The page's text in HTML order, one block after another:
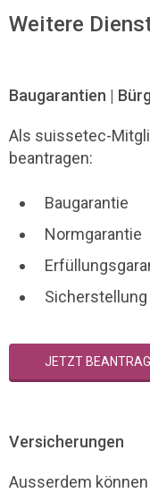
Weitere
Baugarantien |
Als suissetec-
beantragen:
Baugarantie
Normgarantie
JETZT
Versicherungen
Ausserdem